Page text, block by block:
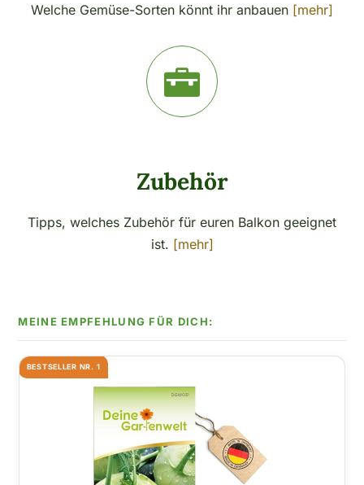
Welche Gemüse-Sorten könnt ihr anbauen [mehr]
Zubehör
Tipps, welches Zubehör für euren Balkon geeignet
ist. [mehr]
BESTSELLER NR. 1